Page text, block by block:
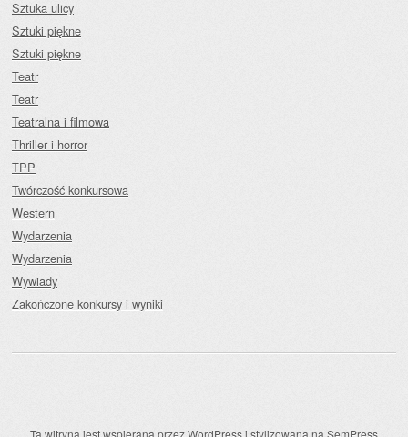
Sztuka ulicy
Sztuki piękne
Sztuki piękne
Teatr
Teatr
Teatralna i filmowa
Thriller i horror
TPP
Twórczość konkursowa
Western
Wydarzenia
Wydarzenia
Wywiady
Zakończone konkursy i wyniki
Ta witryna jest wspierana przezWordPressi stylizowana na SemPress